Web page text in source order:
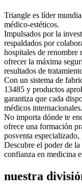
Triangle es líder
médico-estéticos.
Impulsados ​​por la
respaldados por
hospitales de renombre
ofrecer la máxima
resultados de
Con un sistema de
13485 y productos
garantiza que cada
médicos internacionales.
No importa dónde te
ofrece una formación
posventa
Descubre el poder de
confianza en medicina
nuestra